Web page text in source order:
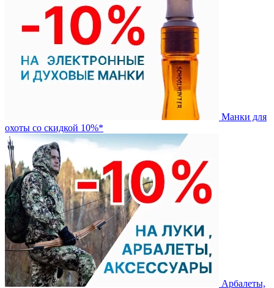
Манки для
охоты со скидкой 10%*
Арбалеты,